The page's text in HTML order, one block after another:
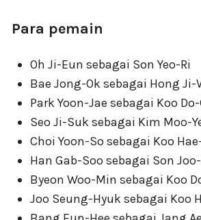
Para pemain
Oh Ji-Eun sebagai Son Yeo-Ri
Bae Jong-Ok sebagai Hong Ji-
Park Yoon-Jae sebagai Koo
Seo Ji-Suk sebagai Kim Moo-
Choi Yoon-So sebagai Koo
Han Gab-Soo sebagai Son
Byeon Woo-Min sebagai Koo
Joo Seung-Hyuk sebagai Koo